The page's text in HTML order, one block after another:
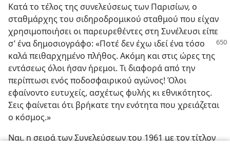
Κατά το τέλος της συνελεύσεως των Παρισίων, ο
σταθμάρχης του σιδηροδρομικού σταθμού που είχαν
χρησιμοποιήσει οι παρευρεθέντες στη Συνέλευσι είπε
σ’ ένα δημοσιογράφο: «Ποτέ δενέχω ιδεί ένα τόσο
καλά πειθαρχημένο πλήθος. Ακόμη και στις ώρες της
εντάσεως όλοι ήσαν ήρεμοι. Τι διαφορά από την
περίπτωσι ενός ποδοσφαιρικού αγώνος! Όλοι
εφαίνοντο ευτυχείς, ασχέτως φυλής κι εθνικότητος.
Σεις φαίνεται ότι βρήκατε την ενότητα που χρειάζεται
ο κόσμος.»
Ναι, η σειρά των Συνελεύσεων του 1961 με τον τίτλον